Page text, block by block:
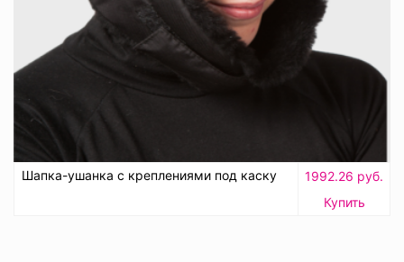
Шапка-ушанка с креплениями под каску
1992.26 руб.
Купить